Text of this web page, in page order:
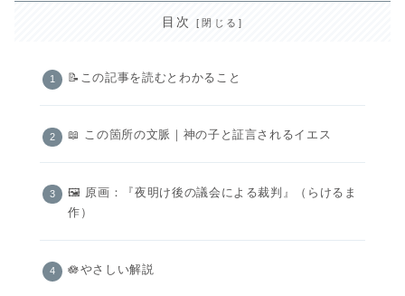
目次
📝この記事を読むとわかること
📖 この箇所の文脈｜神の子と証言されるイエス
🖼️ 原画：『夜明け後の議会による裁判』（らけるま
作）
🪷やさしい解説